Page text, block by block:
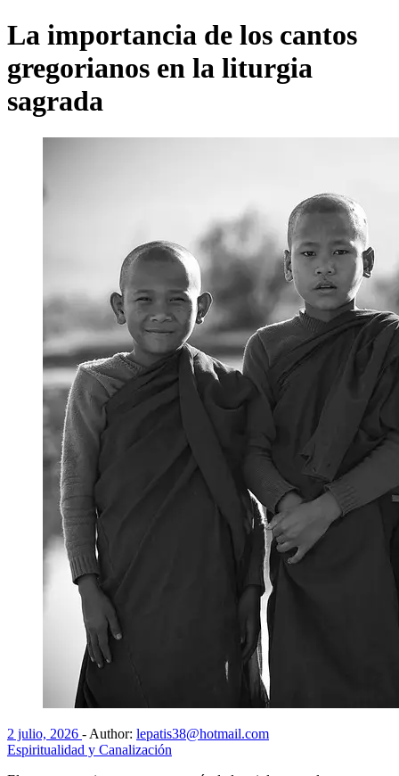
La importancia de los cantos
gregorianos en la liturgia
sagrada
2 julio, 2026 - Author: lepatis38@hotmail.com
Espiritualidad y Canalización